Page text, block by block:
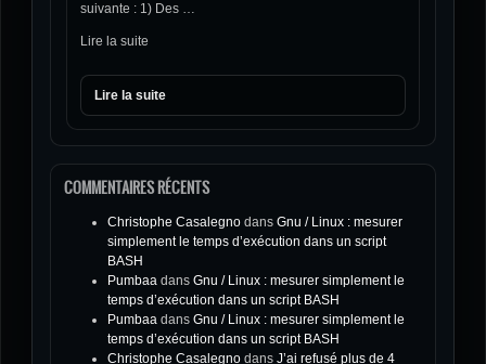
suivante : 1) Des …
Lire la suite
Lire la suite
COMMENTAIRES RÉCENTS
Christophe Casalegno dans Gnu / Linux : mesurer
simplement le temps d’exécution dans un script
BASH
Pumbaa dans Gnu / Linux : mesurer simplement le
temps d’exécution dans un script BASH
Pumbaa dans Gnu / Linux : mesurer simplement le
temps d’exécution dans un script BASH
Christophe Casalegno dans J’ai refusé plus de 4